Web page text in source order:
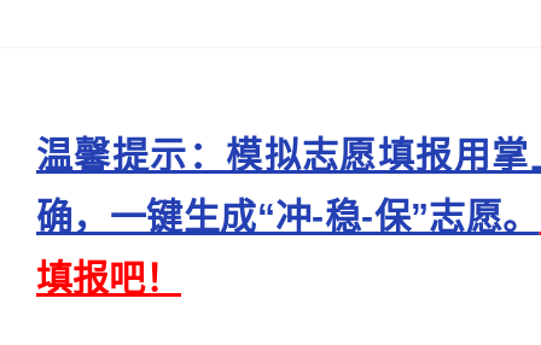
温馨提示：模拟志愿填报用
确，一键生成“冲-稳-保”志愿。
填报吧！